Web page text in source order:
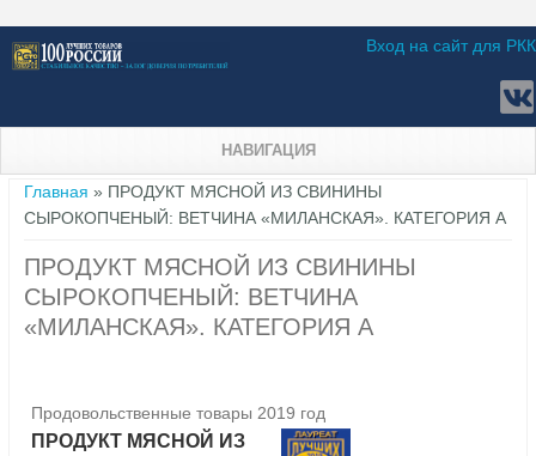
Вход на сайт для РКК
НАВИГАЦИЯ
Вы здесь
Главная » ПРОДУКТ МЯСНОЙ ИЗ СВИНИНЫ
СЫРОКОПЧЕНЫЙ: ВЕТЧИНА «МИЛАНСКАЯ». КАТЕГОРИЯ А
ПРОДУКТ МЯСНОЙ ИЗ СВИНИНЫ
СЫРОКОПЧЕНЫЙ: ВЕТЧИНА
«МИЛАНСКАЯ». КАТЕГОРИЯ А
Продовольственные товары 2019 год
ПРОДУКТ МЯСНОЙ ИЗ